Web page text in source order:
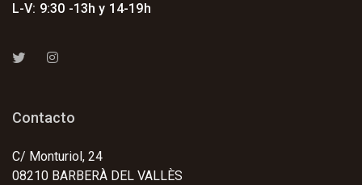
L-V: 9:30 -13h y 14-19h
Contacto
C/ Monturiol, 24
08210 BARBERÀ DEL VALLÈS